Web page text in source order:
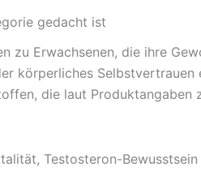
gedacht ist
zu Erwachsenen, die ihre
körperliches
die laut
Testosteron-